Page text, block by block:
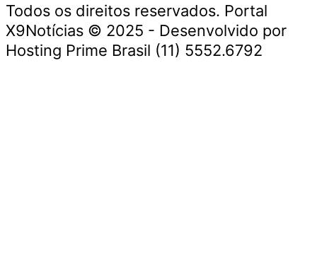
Todos os direitos reservados. Portal
X9Notícias © 2025 - Desenvolvido por
Hosting Prime Brasil (11) 5552.6792